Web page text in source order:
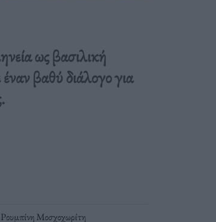
ως βασιλική
βαθύ διάλογο για
Ρουμπίνη Μοσχοχωρίτη